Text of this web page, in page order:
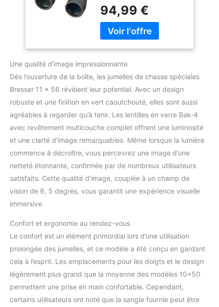
et revêtement
multicouche
complet
comprenant un
trépied, un fil de
connexion, une
94,99 €
Une qualité d’image impressionnante
Dès l’ouverture de la boîte, les jumelles de chasse spéciales
Bresser 11 x 56 révèlent leur potentiel. Avec un design
robuste et une finition en vert caoutchouté, elles sont aussi
agréables à regarder qu’à tenir. Les lentilles en verre Bak-4
avec revêtement multicouche complet offrent une luminosité
et une clarté d’image remarquables. Même lorsque la lumière
commence à décroître, vous percevrez une image d’une
netteté étonnante, confirmée par de nombreux utilisateurs
satisfaits. Cette qualité d’image, couplée à un champ de
vision de 6, 5 degrés, vous garantit une expérience visuelle
immersive.
Confort et ergonomie au rendez-vous
Le confort est un élément primordial lors d’une utilisation
prolongée des jumelles, et ce modèle a été conçu en gardant
cela à l’esprit. Les emplacements pour les doigts et le design
légèrement plus grand que la moyenne des modèles 10×50
permettent une prise en main confortable. Cependant,
certains utilisateurs ont noté que la sangle fournie peut être